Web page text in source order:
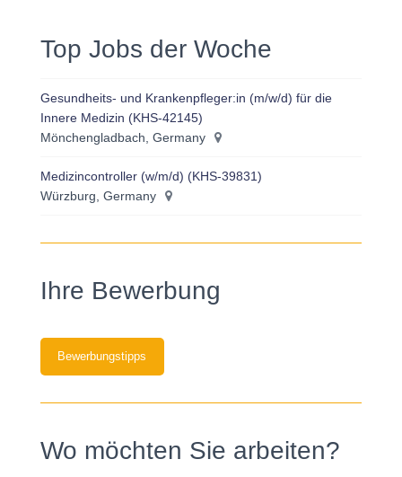
Top Jobs der Woche
Gesundheits- und Krankenpfleger:in (m/w/d) für die
Innere Medizin (KHS-42145)
Mönchengladbach, Germany
Medizincontroller (w/m/d) (KHS-39831)
Würzburg, Germany
Ihre Bewerbung
Bewerbungstipps
Wo möchten Sie arbeiten?